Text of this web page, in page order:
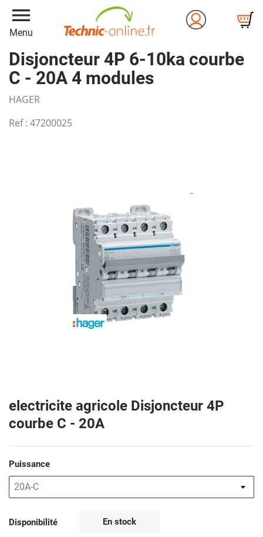
menu
Menu
Disjoncteur 4P 6-10ka courbe
C - 20A 4 modules
HAGER
Ref : 47200025
electricite agricole Disjoncteur 4P
courbe C - 20A
Puissance
Disponibilité En stock